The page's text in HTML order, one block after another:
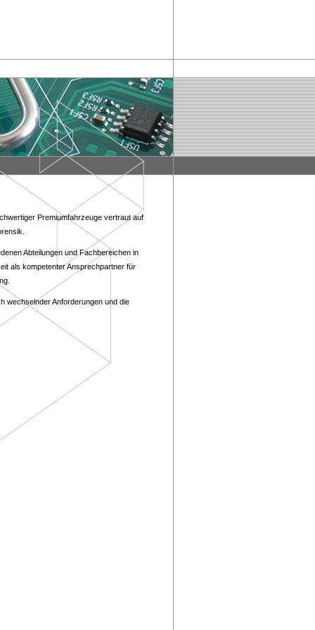
Premiumfahrzeuge vertraut auf
Abteilungen und Fachbereichen in
als kompetenter Ansprechpartner für
wechselnder Anforderungen und die